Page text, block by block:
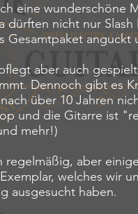
eine wunderschöne
nicht nur Slash
Gesamtpaket anguckt
aber auch
Dennoch gibt es
über 10 Jahren
und die Gitarre ist
mehr!)
regelmäßig, aber
welches wir
ausgesucht haben.